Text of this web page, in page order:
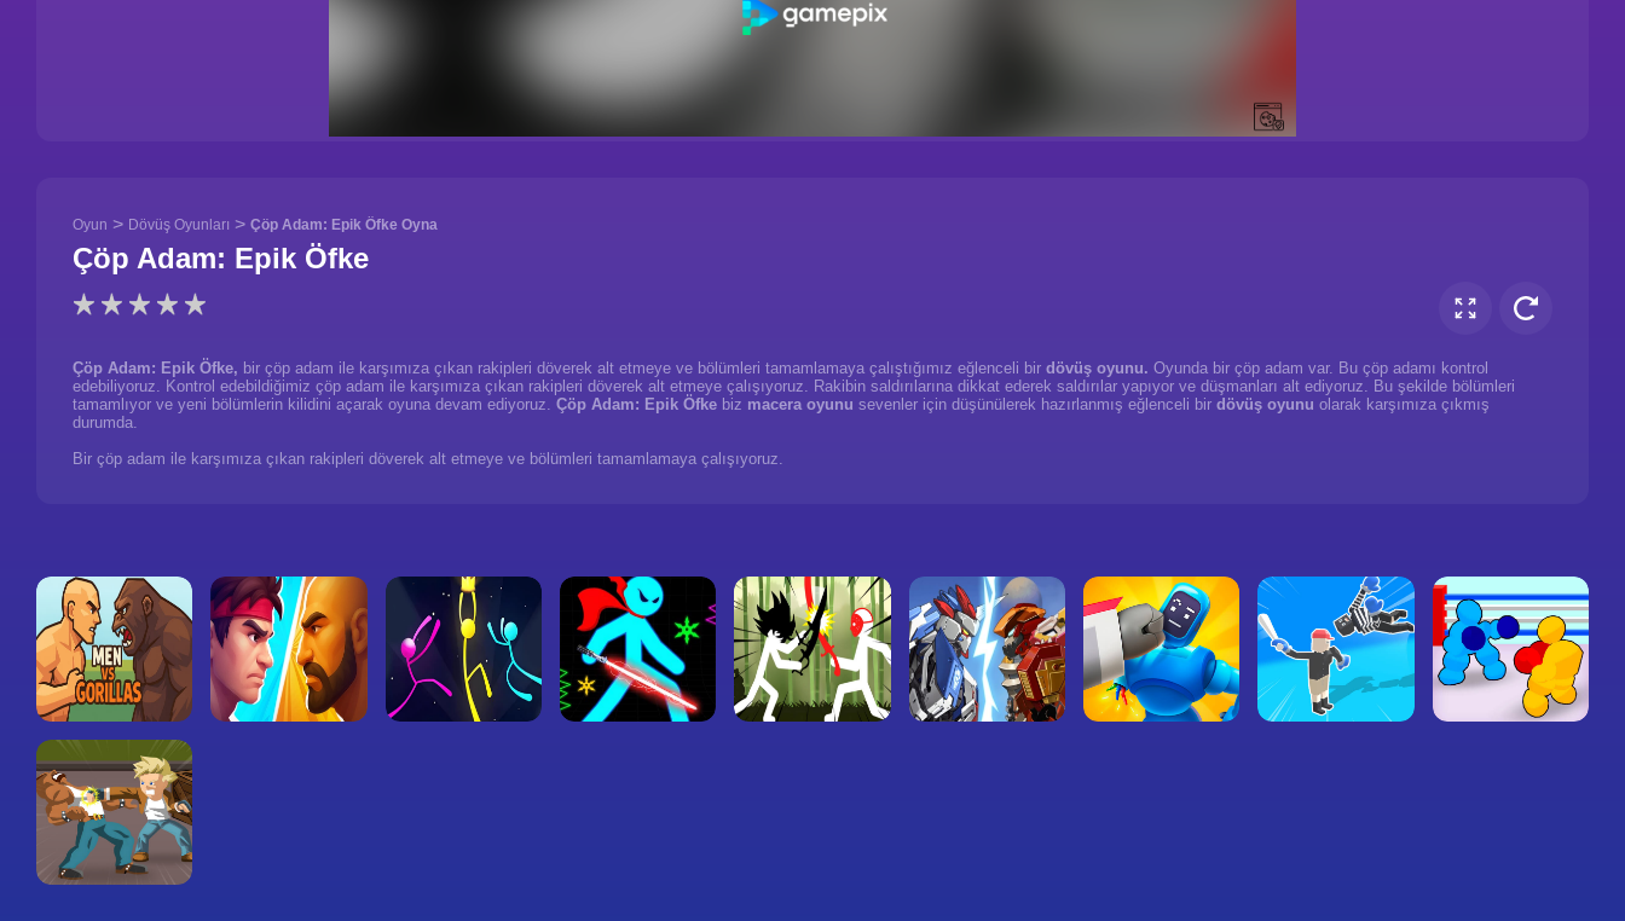
Oyun > Dövüş Oyunları > Çöp Adam: Epik Öfke Oyna
Çöp Adam: Epik Öfke
Çöp Adam: Epik Öfke, bir çöp adam ile karşımıza çıkan rakipleri döverek alt etmeye ve bölümleri tamamlamaya çalıştığımız eğlenceli bir dövüş oyunu. Oyunda bir çöp adam var. Bu çöp adamı kontrol
edebiliyoruz. Kontrol edebildiğimiz çöp adam ile karşımıza çıkan rakipleri döverek alt etmeye çalışıyoruz. Rakibin saldırılarına dikkat ederek saldırılar yapıyor ve düşmanları alt ediyoruz. Bu şekilde bölümleri
tamamlıyor ve yeni bölümlerin kilidini açarak oyuna devam ediyoruz. Çöp Adam: Epik Öfke biz macera oyunu sevenler için düşünülerek hazırlanmış eğlenceli bir dövüş oyunu olarak karşımıza çıkmış
durumda.
Bir çöp adam ile karşımıza çıkan rakipleri döverek alt etmeye ve bölümleri tamamlamaya çalışıyoruz.